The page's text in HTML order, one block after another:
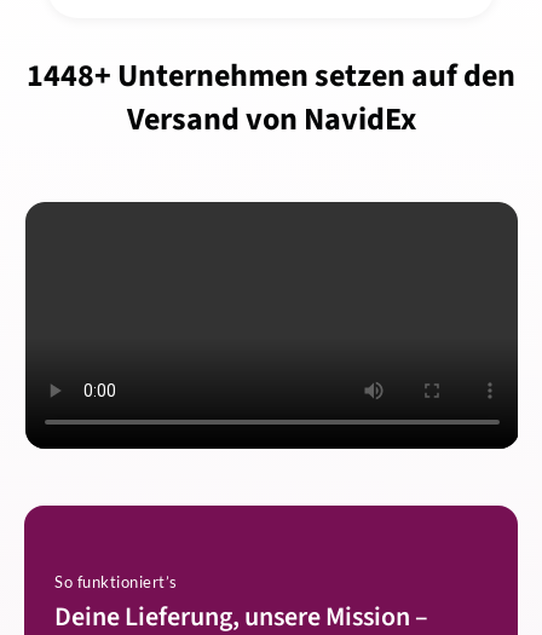
1448+ Unternehmen setzen auf den
Versand von NavidEx
So funktioniert’s
Deine Lieferung, unsere Mission –